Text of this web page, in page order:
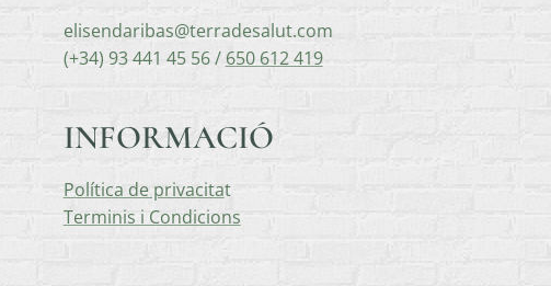
elisendaribas@terradesalut.com
(+34) 93 441 45 56 / 650 612 419
INFORMACIÓ
Política de privacitat
Terminis i Condicions